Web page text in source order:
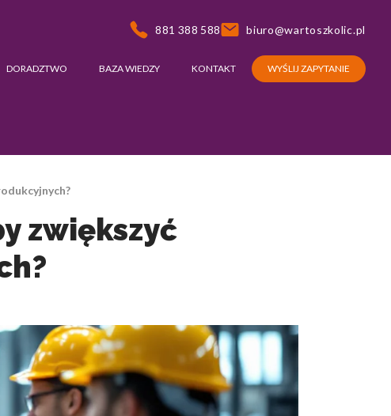
881 388 588 biuro@wartoszkolic.pl
DORADZTWO BAZA WIEDZY KONTAKT WYŚLIJ ZAPYTANIE
zwiększyć